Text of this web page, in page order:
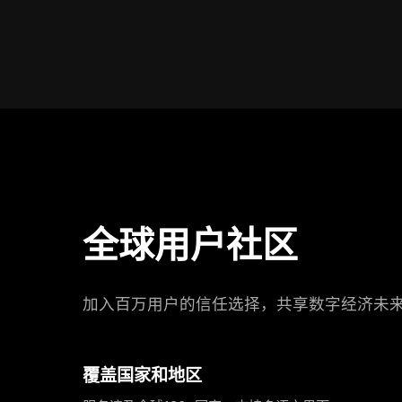
全球用户社区
加入百万用户的信任选择，共享数字经济未
覆盖国家和地区